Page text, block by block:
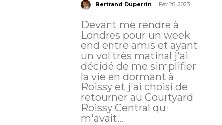
Bertrand Duperrin - Fév 28, 2023
Devant me rendre à
Londres pour un week
end entre amis et ayant
un vol très matinal j'ai
décidé de me simplifier
la vie en dormant à
Roissy et j'ai choisi de
retourner au Courtyard
Roissy Central qui
m'avait...